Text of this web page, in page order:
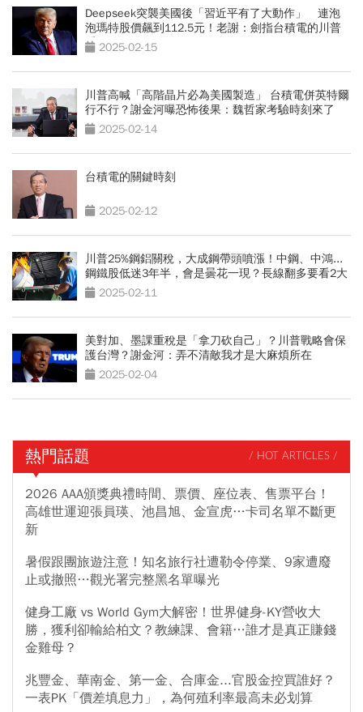
Deepseek突襲美國後「習近平有了大動作」 連泡
泡瑪特股價飆到112.5元！老謝：劍指台積電的川普
看得見？
2025-02-15
川普高喊「高階晶片必為美國製造」 台積電併英特爾
行不行？謝金河曝恐怖後果：魏哲家考驗時刻來了
2025-02-14
台積電的關鍵時刻
2025-02-12
川普25%鋼鋁關稅，大成鋼帶頭噴漲！中鋼、中鴻...
鋼鐵股低迷3年半，會是曇花一現？長線翻多要看2大
關鍵2025-02-11
美對加、墨課重稅是「拿刀砍自己」？川普戰略會保
護台灣？謝金河：弄不清敵我才是大麻煩所在
2025-02-04
熱門話題 / HOT ARTICLES /
2026 AAA頒獎典禮時間、票價、座位表、售票平台！
高雄世運迎張員瑛、池昌旭、金宣虎…卡司名單不斷更
新
暑假跟團旅遊注意！知名旅行社遭勒令停業、9家遭廢
止或撤照…觀光署完整黑名單曝光
健身工廠 vs World Gym大解密！世界健身-KY營收大
勝，獲利卻輸給柏文？教練課、會籍…誰才是真正賺錢
金雞母？
兆豐金、華南金、第一金、合庫金...官股金控買誰好？
一表PK「價差填息力」，為何殖利率最高未必划算